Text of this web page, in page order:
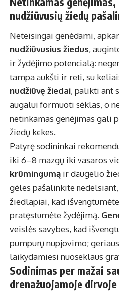
nudžiūvusių žiedų
Neteisingai genėdami,
nudžiūvusius žiedus,
ir žydėjimo potencialą:
tampa aukšti ir reti, su
nudžiūvę žiedai, palikti ant
augalui formuoti sėklas, o
netinkamas genėjimas gali
žiedų kekes.
Patyrę sodininkai
iki 6–8 mazgų iki vasaros
krūmingumą ir daugelio
gėles pašalinkite
žiedlapiai, kad
pratęstumėte žydėjimą.
veislės savybes, kad
pumpurų nupjovimo;
laikydamiesi nuoseklaus
Sodinimas per mažai
drenažuojamoje dirvoje